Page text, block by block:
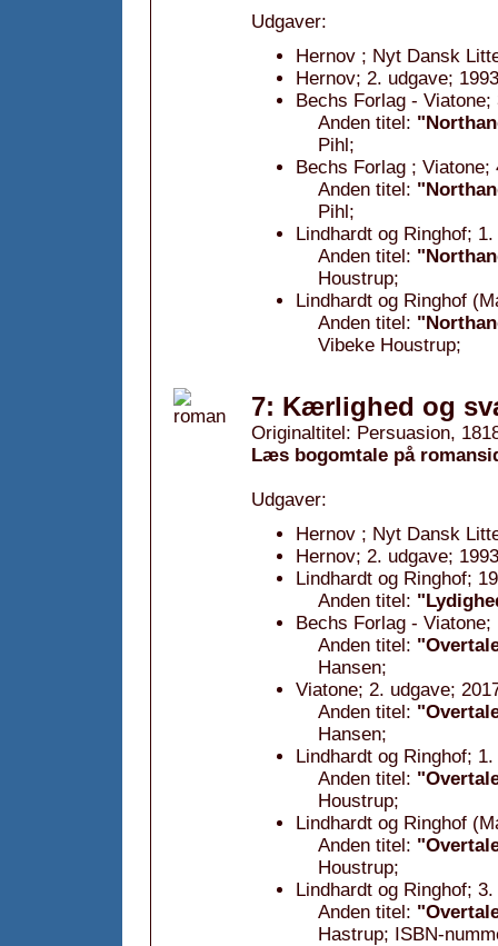
Udgaver:
Hernov ; Nyt Dansk
Hernov; 2. udgave;
Bechs Forlag - Viatone;
Anden titel:
Pihl;
Bechs Forlag ; Viatone;
Anden titel:
Pihl;
Lindhardt og Ringhof;
Anden titel:
Houstrup;
Lindhardt og Ringhof
Anden titel:
Vibeke Houstrup;
7: Kærlighed og
Originaltitel: Persuasion,
Læs bogomtale på
Udgaver:
Hernov ; Nyt Dansk
Hernov; 2. udgave;
Lindhardt og Ringhof;
Anden titel:
Bechs Forlag - Viatone;
Anden titel:
Hansen;
Viatone; 2. udgave;
Anden titel:
Hansen;
Lindhardt og Ringhof;
Anden titel:
Houstrup;
Lindhardt og Ringhof
Anden titel:
Houstrup;
Lindhardt og Ringhof;
Anden titel:
Hastrup; ISBN-